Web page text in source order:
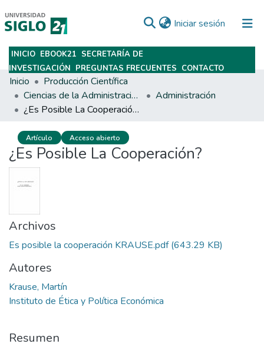
Iniciar sesión (current)
Subir
INICIO EBOOK21 SECRETARÍA DE
INVESTIGACIÓN PREGUNTAS FRECUENTES CONTACTO
Inicio
Producción Científica
Ciencias de la Administración y Management
Administración
¿Es Posible La Cooperación?
Artículo Acceso abierto
¿Es Posible La Cooperación?
Archivos
Es posible la cooperación KRAUSE.pdf(643.29 KB)
Autores
Krause, Martín
Instituto de Ética y Política Económica
Resumen